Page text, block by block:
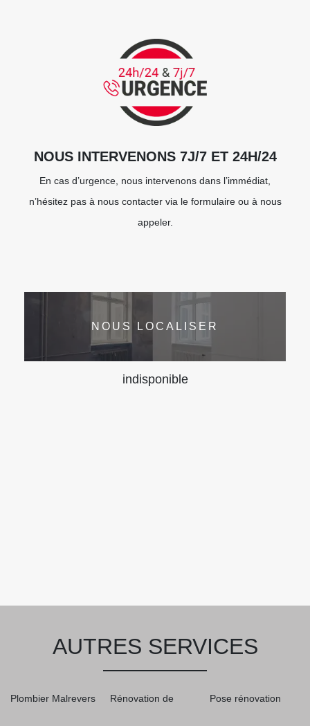
NOUS INTERVENONS 7J/7 ET 24H/24
En cas d’urgence, nous intervenons dans l’immédiat,
n’hésitez pas à nous contacter via le formulaire ou à nous
appeler.
NOUS LOCALISER
indisponible
AUTRES SERVICES
Plombier Malrevers Rénovation de Pose rénovation